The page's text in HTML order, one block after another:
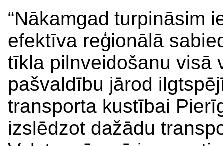
“Nākamgad turpināsim
efektīva reģionālā
tīkla pilnveidošanu visā
pašvaldību jārod
transporta kustībai
izslēdzot dažādu